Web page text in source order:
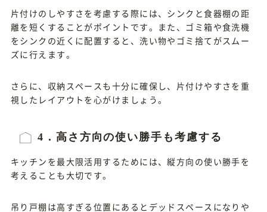
片付けのしやすさを考慮する際には、シンクと食器棚の距
離を短くすることがポイントです。また、ゴミ箱や食洗機
をシンクの近くに配置すると、洗い物やゴミ捨てがスムー
ズに行えます。
さらに、収納スペースも十分に確保し、片付けやすさを重
視したレイアウトを心がけましょう。
4．高さ方向の使い勝手も考慮する
キッチンを最大限活用するためには、縦方向の使い勝手を
考えることも大切です。
吊り戸棚は高すぎる位置にあるとデッドスペースになりや